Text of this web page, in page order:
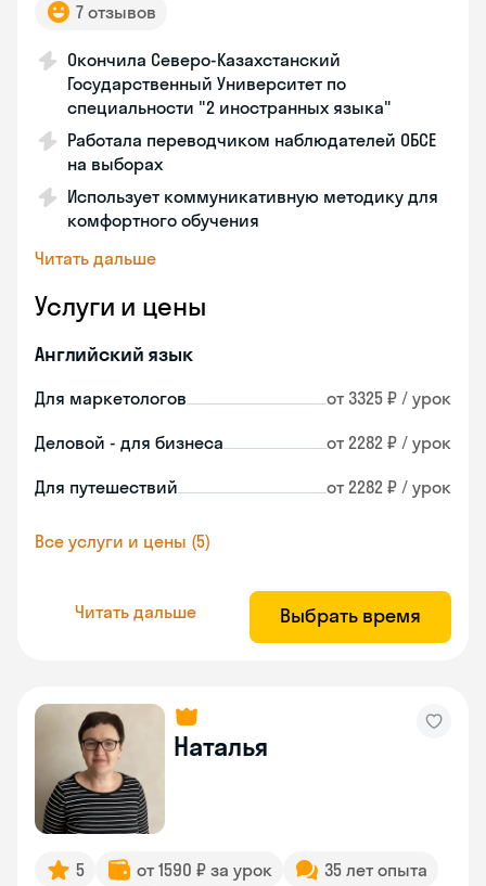
7 отзывов
Окончила Северо-Казахстанский
Государственный Университет по
специальности "2 иностранных языка"
Работала переводчиком наблюдателей ОБСЕ
на выборах
Использует коммуникативную методику для
комфортного обучения
Читать дальше
Услуги и цены
Английский язык
Для маркетологов от 3325 ₽ / урок
Деловой - для бизнеса от 2282 ₽ / урок
Для путешествий от 2282 ₽ / урок
Все услуги и цены (5)
Читать дальше Выбрать время
Наталья
5 от 1590 ₽ за урок
35 лет опыта